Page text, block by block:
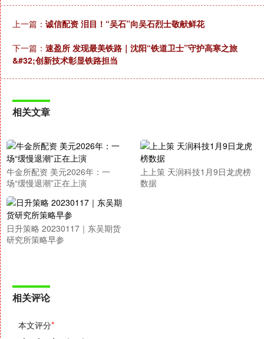
上一篇： 诚信配资 泪目！“吴石”向吴石烈士敬献鲜花
下一篇： 速盈所 发现最美铁路｜沈阳“铁道卫士”守护高寒之旅
&#32;创新技术彰显铁路担当
相关文章
牛金所配资 美元2026年：一
场“缓慢退潮”正在上演
上上策 天润科技1月9日龙虎榜
数据
日升策略 20230117｜东吴期货
研究所策略早参
相关评论
本文评分*